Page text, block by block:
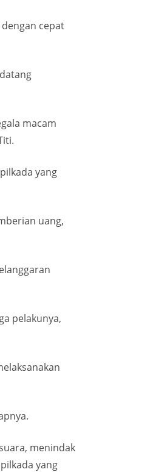
cepat
macam
yang
uang,
pelakunya,
menindak
yang